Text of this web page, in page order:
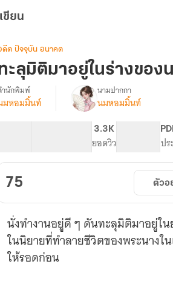
ขียน
ดีต ปัจจุบัน อนาคต
ะลุมิติมาอยู่ในร่างของ
อง
ใน
ร่าง
ของ
ง
ตัวประกอบ
ยุค
นักพิมพ์
มหอมมิ้นท์
นามปากกา
นมหอมมิ้นท์
3.3K
ยอดวิว ป
75 ตัวอ
นั่งทำงานอยู่ดี ๆ ดันทะลุมิติมาอยู่ใ
ในนิยายที่ทำลายชีวิตของพระนางใ
ให้รอดก่อน